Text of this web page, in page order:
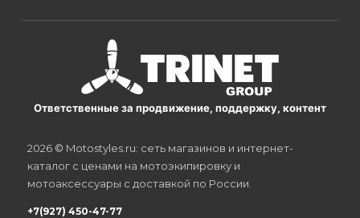
Ответственные за продвижение, поддержку, контент
2026 © Motostyles.ru: сеть магазинов и интернет-
каталог с ценами на мотоэкипировку и
мотоаксессуары с доставкой по России.
+7(927) 450-47-77